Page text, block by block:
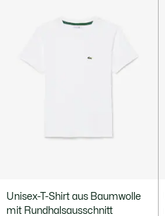
Unisex-T-Shirt aus Baumwolle
mit Rundhalsausschnitt